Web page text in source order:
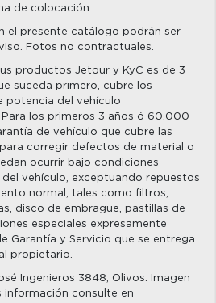
de colocación.
el presente catálogo podrán ser
Fotos no contractuales.
productos Jetour y KyC es de 3
suceda primero, cubre los
potencia del vehículo
los primeros 3 años ó 60.000
de vehículo que cubre las
corregir defectos de material o
ocurrir bajo condiciones
vehículo, exceptuando repuestos
normal, tales como filtros,
disco de embrague, pastillas de
especiales expresamente
Garantía y Servicio que se entrega
propietario.
Ingenieros 3848, Olivos. Imagen
información consulte en